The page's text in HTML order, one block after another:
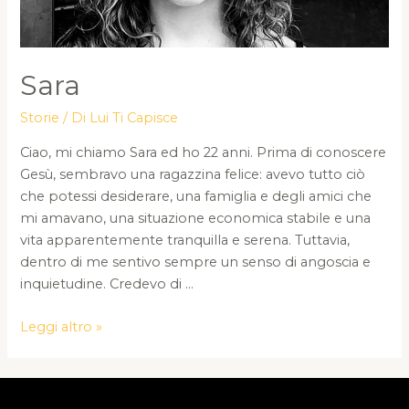
Sara
Storie / Di Lui Ti Capisce
Ciao, mi chiamo Sara ed ho 22 anni. Prima di conoscere
Gesù, sembravo una ragazzina felice: avevo tutto ciò
che potessi desiderare, una famiglia e degli amici che
mi amavano, una situazione economica stabile e una
vita apparentemente tranquilla e serena. Tuttavia,
dentro di me sentivo sempre un senso di angoscia e
inquietudine. Credevo di …
Sara
Leggi altro »